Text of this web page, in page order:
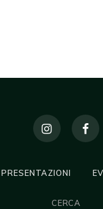
PRESENTAZIONI
CERCA